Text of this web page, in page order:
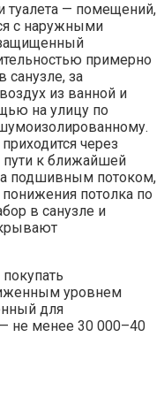
туалета — помещений,
с наружными
примерно
санузле, за
из ванной и
на улицу по
через
к ближайшей
подшивным потоком,
потолка по
в санузле и
уровнем
для
не менее 30 000–40